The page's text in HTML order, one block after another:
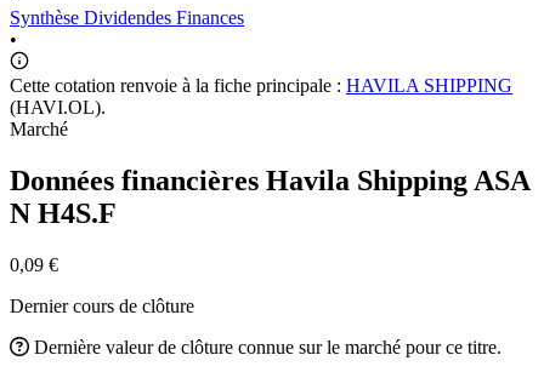
Synthèse Dividendes Finances
•
Cette cotation renvoie à la fiche principale : HAVILA SHIPPING
(HAVI.OL).
Marché
Données financières Havila Shipping ASA
N H4S.F
0,09 €
Dernier cours de clôture
Dernière valeur de clôture connue sur le marché pour ce titre.